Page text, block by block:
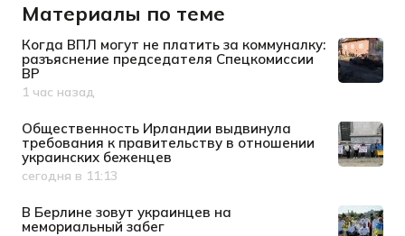
Материалы по теме
Когда ВПЛ могут не платить за коммуналку:
разъяснение председателя Спецкомиссии
ВР
Дата публикации
1 час назад
Общественность Ирландии выдвинула
требования к правительству в отношении
украинских беженцев
Дата публикации
сегодня в 11:13
В Берлине зовут украинцев на
мемориальный забег